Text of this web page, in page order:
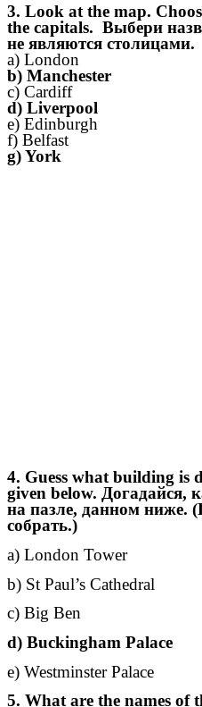
3. Look at the map.
the capitals. Выбери
не являются столицами.
a) London
b) Manchester
c) Cardiff
d) Liverpool
e) Edinburgh
f) Belfast
g) York
4. Guess what building is
given below. Догадайся,
на пазле, данном ниже.
собрать.)
a) London Tower
b) St Paul’s Cathedral
c) Big Ben
d) Buckingham Palace
e) Westminster Palace
5. What are the names of